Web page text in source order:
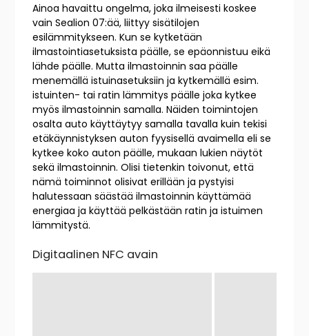
Ainoa havaittu ongelma, joka ilmeisesti koskee
vain Sealion 07:ää, liittyy sisätilojen
esilämmitykseen. Kun se kytketään
ilmastointiasetuksista päälle, se epäonnistuu eikä
lähde päälle. Mutta ilmastoinnin saa päälle
menemällä istuinasetuksiin ja kytkemällä esim.
istuinten- tai ratin lämmitys päälle joka kytkee
myös ilmastoinnin samalla. Näiden toimintojen
osalta auto käyttäytyy samalla tavalla kuin tekisi
etäkäynnistyksen auton fyysisellä avaimella eli se
kytkee koko auton päälle, mukaan lukien näytöt
sekä ilmastoinnin. Olisi tietenkin toivonut, että
nämä toiminnot olisivat erillään ja pystyisi
halutessaan säästää ilmastoinnin käyttämää
energiaa ja käyttää pelkästään ratin ja istuimen
lämmitystä.
Digitaalinen NFC avain